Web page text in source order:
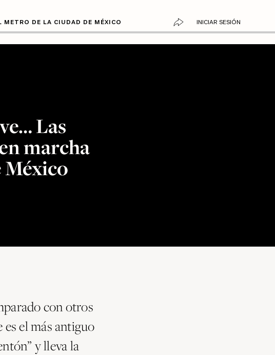
DE LA CIUDAD DE MÉXICO INICIAR SESIÓN
Las
marcha
México
con otros
el más antiguo
y lleva la